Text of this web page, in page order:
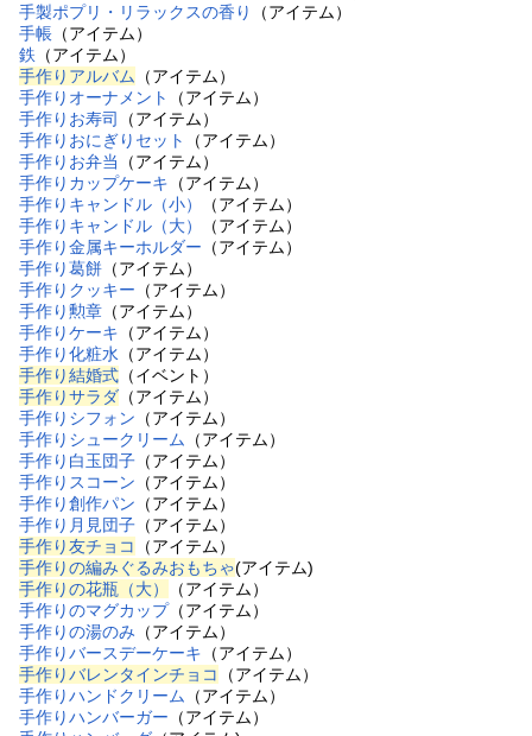
手製ポプリ・リラックスの香り
（アイテム）
手帳 （アイテム）
鉄 （アイテム）
手作りアルバム （アイテム）
手作りオーナメント
（アイテム）
手作りお寿司
（アイテム）
手作りおにぎりセット
（アイテム）
手作りお弁当
（アイテム）
手作りカップケーキ （アイテム）
手作りキャンドル（小）
（アイテム）
手作りキャンドル（大）
（アイテム）
手作り金属キーホルダー （アイテム）
手作り葛餅 （アイテム）
手作りクッキー （アイテム）
手作り勲章 （アイテム）
手作りケーキ （アイテム）
手作り化粧水 （アイテム）
手作り結婚式 （イベント）
手作りサラダ （アイテム）
手作りシフォン （アイテム）
手作りシュークリーム （アイテム）
手作り白玉団子 （アイテム）
手作りスコーン （アイテム）
手作り創作パン （アイテム）
手作り月見団子 （アイテム）
手作り友チョコ
（アイテム）
手作りの編みぐるみおもちゃ(アイテム)
手作りの花瓶（大）
（アイテム）
手作りのマグカップ（アイテム）
手作りの湯のみ （アイテム）
手作りバースデーケーキ （アイテム）
手作りバレンタインチョコ
（アイテム）
手作りハンドクリーム （アイテム）
手作りハンバーガー （アイテム）